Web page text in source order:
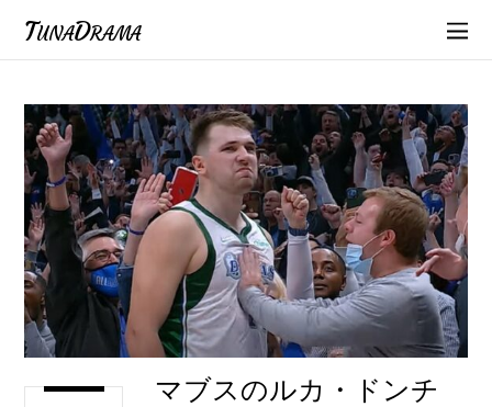
TunaDrama
マブスのルカ・ドンチ